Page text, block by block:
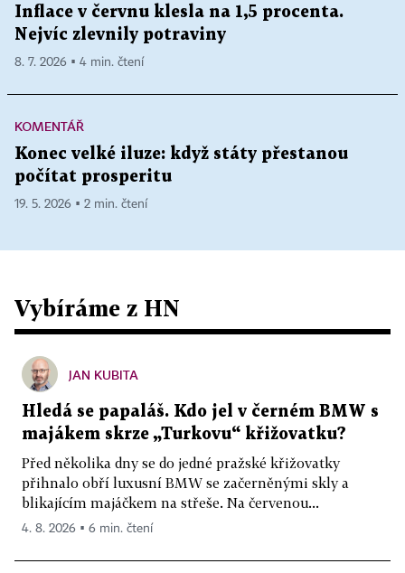
Inflace v červnu klesla na 1,5 procenta.
Nejvíc zlevnily potraviny
8. 7. 2026 ▪ 4 min. čtení
KOMENTÁŘ
Konec velké iluze: když státy přestanou
počítat prosperitu
19. 5. 2026 ▪ 2 min. čtení
Vybíráme z HN
JAN KUBITA
Hledá se papaláš. Kdo jel v černém BMW s
majákem skrze „Turkovu“ křižovatku?
Před několika dny se do jedné pražské křižovatky
přihnalo obří luxusní BMW se začerněnými skly a
blikajícím majáčkem na střeše. Na červenou...
4. 8. 2026 ▪ 6 min. čtení